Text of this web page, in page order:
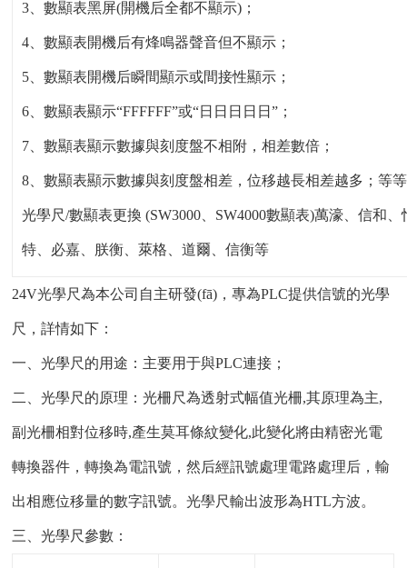
3、數顯表黑屏(開機后全都不顯示)；
4、數顯表開機后有烽鳴器聲音但不顯示；
5、數顯表開機后瞬間顯示或間接性顯示；
6、數顯表顯示“FFFFFF”或“日日日日日”；
7、數顯表顯示數據與刻度盤不相附，相差數倍；
8、數顯表顯示數據與刻度盤相差，位移越長相差越多；等等
光學尺/數顯表更換 (SW3000、SW4000數顯表)萬濠、信和、怡信
特、必嘉、朕衡、萊格、道爾、信衡等
24V光學尺為本公司自主研發(fā)，專為PLC提供信號的光學
尺，詳情如下：
一、光學尺的用途：主要用于與PLC連接；
二、光學尺的原理：光柵尺為透射式幅值光柵,其原理為主,
副光柵相對位移時,產生莫耳條紋變化,此變化將由精密光電
轉換器件，轉換為電訊號，然后經訊號處理電路處理后，輸
出相應位移量的數字訊號。光學尺輸出波形為HTL方波。
三、光學尺參數：